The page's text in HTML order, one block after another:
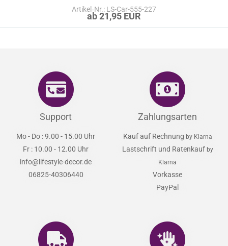
Artikel‑Nr.: LS-Car-555-227
ab 21,95 EUR
Support
Mo - Do : 9.00 - 15.00 Uhr
Fr : 10.00 - 12.00 Uhr
info@lifestyle-decor.de
06825-40306440
Zahlungsarten
Kauf auf Rechnung by Klarna
Lastschrift und Ratenkauf by
Klarna
Vorkasse
PayPal